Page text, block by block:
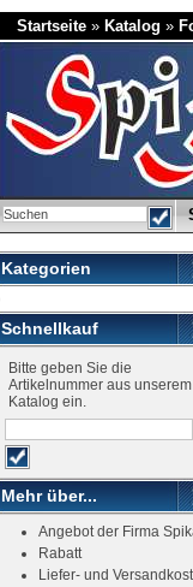
Startseite » Katalog »
Kategorien
Schnellkauf
Bitte geben Sie die
Artikelnummer aus unserem
Katalog ein.
Mehr über...
Angebot der Firma
Rabatt
Liefer- und